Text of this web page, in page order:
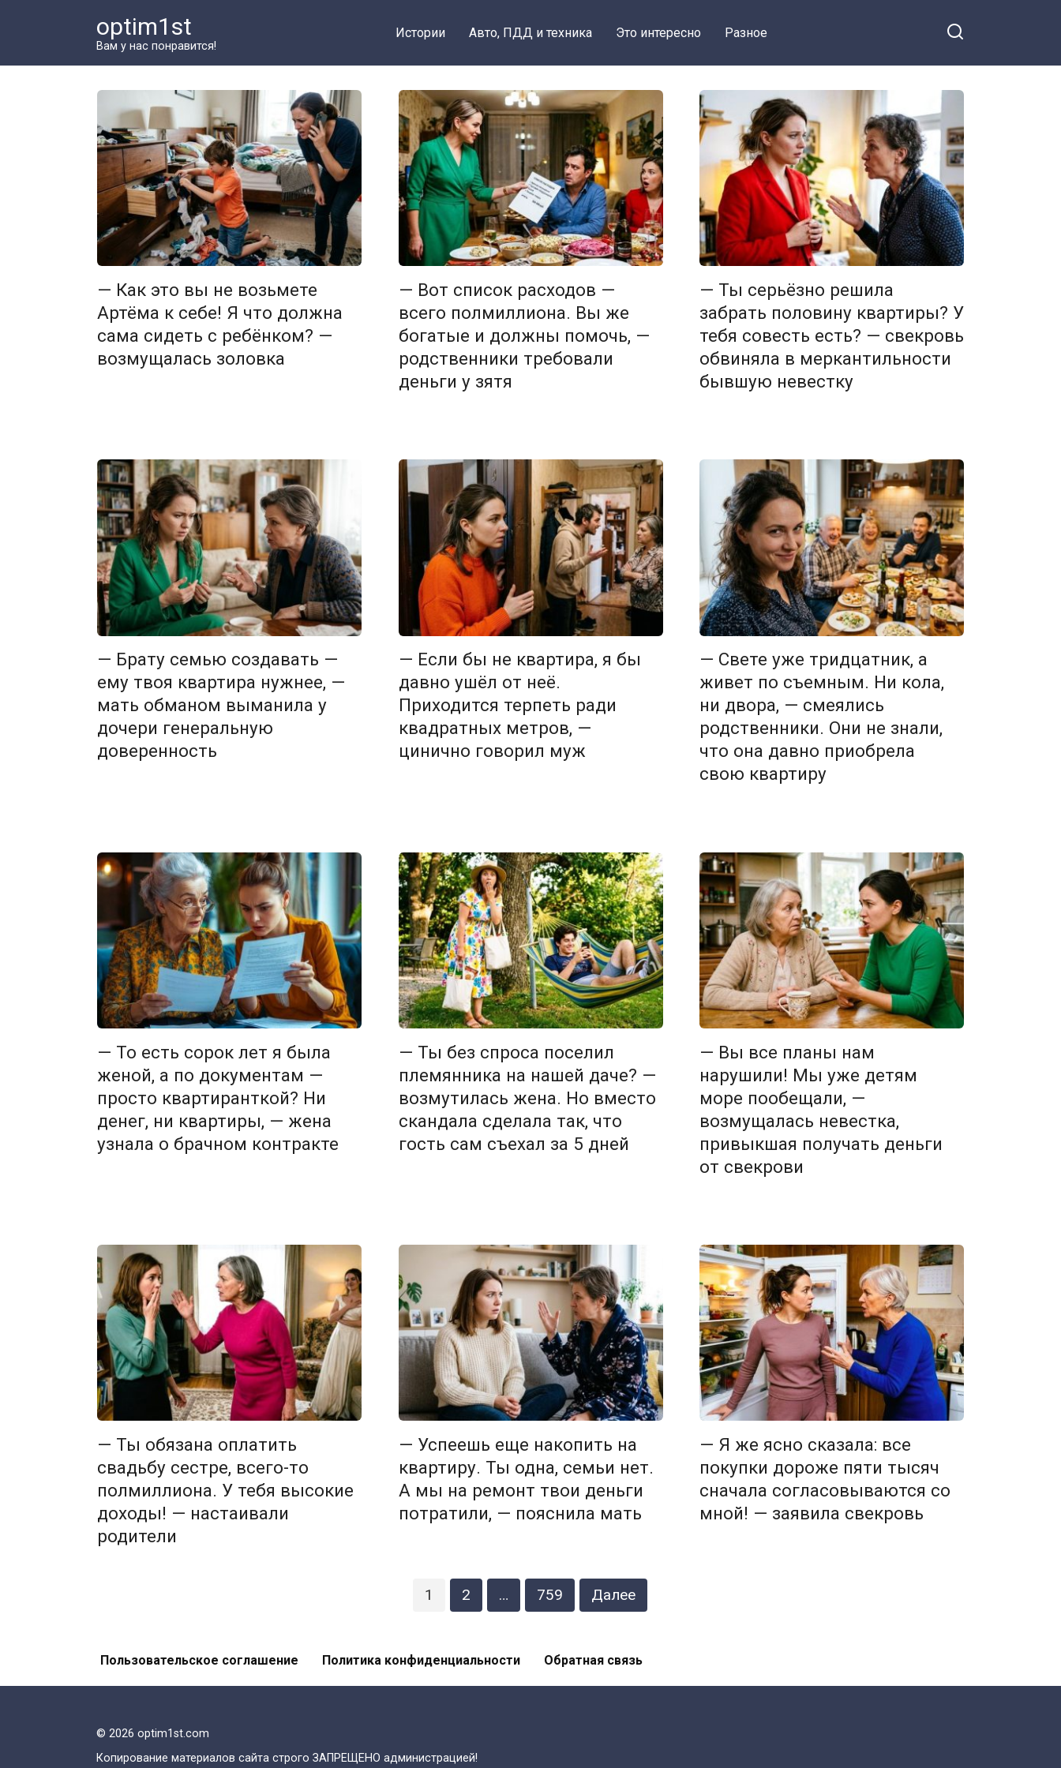
optim1st
Вам у нас понравится!
Истории Авто, ПДД и техника Это интересно Разное
— Как это вы не возьмете
Артёма к себе! Я что должна
сама сидеть с ребёнком? —
возмущалась золовка
— Вот список расходов —
всего полмиллиона. Вы же
богатые и должны помочь, —
родственники требовали
деньги у зятя
— Ты серьёзно решила
забрать половину квартиры? У
тебя совесть есть? — свекровь
обвиняла в меркантильности
бывшую невестку
— Брату семью создавать —
ему твоя квартира нужнее, —
мать обманом выманила у
дочери генеральную
доверенность
— Если бы не квартира, я бы
давно ушёл от неё.
Приходится терпеть ради
квадратных метров, —
цинично говорил муж
— Свете уже тридцатник, а
живет по съемным. Ни кола,
ни двора, — смеялись
родственники. Они не знали,
что она давно приобрела
свою квартиру
— То есть сорок лет я была
женой, а по документам —
просто квартиранткой? Ни
денег, ни квартиры, — жена
узнала о брачном контракте
— Ты без спроса поселил
племянника на нашей даче? —
возмутилась жена. Но вместо
скандала сделала так, что
гость сам съехал за 5 дней
— Вы все планы нам
нарушили! Мы уже детям
море пообещали, —
возмущалась невестка,
привыкшая получать деньги
от свекрови
— Ты обязана оплатить
свадьбу сестре, всего-то
полмиллиона. У тебя высокие
доходы! — настаивали
родители
— Успеешь еще накопить на
квартиру. Ты одна, семьи нет.
А мы на ремонт твои деньги
потратили, — пояснила мать
— Я же ясно сказала: все
покупки дороже пяти тысяч
сначала согласовываются со
мной! — заявила свекровь
1 2 … 759 Далее
Пользовательское соглашение Политика конфиденциальности Обратная связь
© 2026 optim1st.com
Копирование материалов сайта строго ЗАПРЕЩЕНО администрацией!